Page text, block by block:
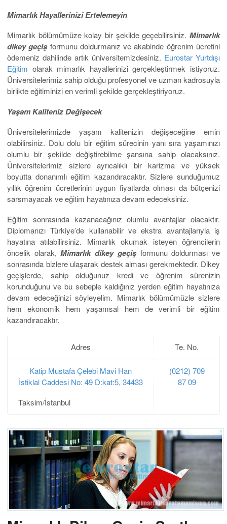
Mimarlık Hayallerinizi Ertelemeyin
Mimarlık bölümümüze kolay bir şekilde geçebilirsiniz. Mimarlık
dikey geçişformunu doldurmanız ve akabinde öğrenim ücretini
ödemeniz dahilinde artık üniversitemizdesiniz. Eurostar Yurtdışı
Eğitim olarak mimarlık hayallerinizi gerçekleştirmek istiyoruz.
Üniversitelerimiz sahip olduğu profesyonel ve uzman kadrosuyla
birlikte eğitiminizi en verimli şekilde gerçekleştiriyoruz.
Yaşam Kaliteniz Değişecek
Üniversitelerimizde yaşam kalitenizin değişeceğine emin
olabilirsiniz. Dolu dolu bir eğitim sürecinin yanı sıra yaşamınızı
olumlu bir şekilde değiştirebilme şansına sahip olacaksınız.
Üniversitelerimiz sizlere ayrıcalıklı bir karizma ve yüksek
boyutta donanımlı eğitim kazandıracaktır. Sizlere sunduğumuz
yıllık öğrenim ücretlerinin uygun fiyatlarda olması da bütçenizi
sarsmayacak ve eğitim hayatınıza devam edeceksiniz.
Eğitim sonrasında kazanacağınız olumlu avantajlar olacaktır.
Diplomanızı Türkiye’de kullanabilir ve ekstra avantajlarıyla iş
hayatına atılabilirsiniz. Mimarlık okumak isteyen öğrencilerin
öncelik olarak,Mimarlık dikey geçişformunu doldurması ve
sonrasında bizlere ulaşarak destek alması gerekmektedir. Dikey
geçişlerde, sahip olduğunuz kredi ve öğrenim sürenizin
korunduğunu ve bu sebeple kaldığınız yerden eğitim hayatınıza
devam edeceğinizi söyleyelim. Mimarlık bölümümüzle sizlere
hem ekonomik hem yaşamsal hem de verimli bir eğitim
kazandıracaktır.
Adres Te. No.
Katip Mustafa Çelebi Mavi Han
İstiklal Caddesi No: 49 D:kat:5, 34433
Taksim/İstanbul
(0212) 709
87 09